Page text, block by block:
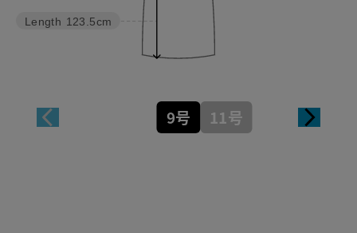
Length 123.5cm
9号 11号